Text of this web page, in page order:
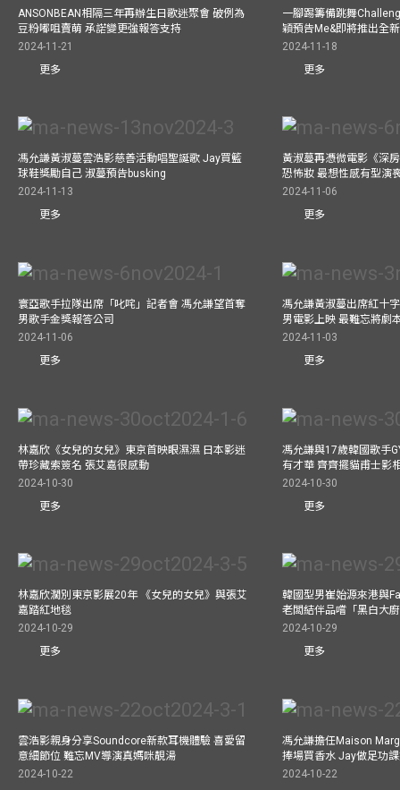
ANSONBEAN相隔三年再辦生日歌迷聚會 破例為
豆粉嘟咀賣萌 承諾變更強報答支持
2024-11-21
更多
一腳踢籌備跳舞
穎預告Me&即將推出全
2024-11-18
更多
馮允謙黃淑蔓雲浩影慈善活動唱聖誕歌 Jay買籃
球鞋獎勵自己 淑蔓預告busking
2024-11-13
更多
黃淑蔓再憑微電影《深
恐怖妝 最想性感有型演
2024-11-06
更多
寰亞歌手拉隊出席「叱咤」記者會 馮允謙望首奪
男歌手金獎報答公司
2024-11-06
更多
馮允謙黃淑蔓出席紅十
男電影上映 最難忘將劇
2024-11-03
更多
林嘉欣《女兒的女兒》東京首映眼濕濕 日本影迷
帶珍藏索簽名 張艾嘉很感動
2024-10-30
更多
馮允謙與17歲韓國歌手
有才華 齊齊擺貓甫士影
2024-10-30
更多
林嘉欣濶別東京影展20年 《女兒的女兒》與張艾
嘉踏紅地毯
2024-10-29
更多
韓國型男崔始源來港與
老闆結伴品嚐「黑白大
2024-10-29
更多
雲浩影親身分享Soundcore新款耳機體驗 喜愛留
意細節位 難忘MV導演真媽咪靚湯
2024-10-22
馮允謙擔任Maison
捧場買香水 Jay做足功
2024-10-22